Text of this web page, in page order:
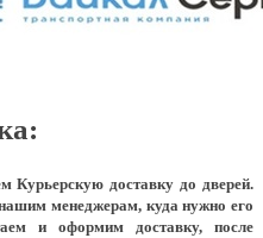
доставку до дверей.
менеджерам, куда нужно его
и оформим доставку, после